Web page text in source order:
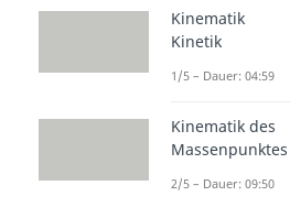
Meter
Die
Körper
dazu ist die
vomOrt
Kinematik
Kinetik
1/5 – Dauer: 04:59
Kinematik des
Massenpunktes
2/5 – Dauer: 09:50